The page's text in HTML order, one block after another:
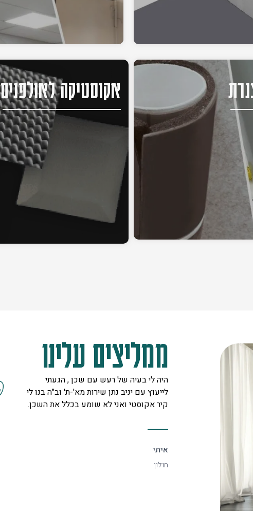
אקוסטיקה לאולפנים
ממליצים עלינו
אדיר
היה לי בעיה של רעש עם שכן , הגעתי
לייעוץ עם יניב נתן שירות מא'-ת' וב"ה בנו לי
קיר אקוסטי ואני לא שומע בכלל את השכן.
איתי
חולון